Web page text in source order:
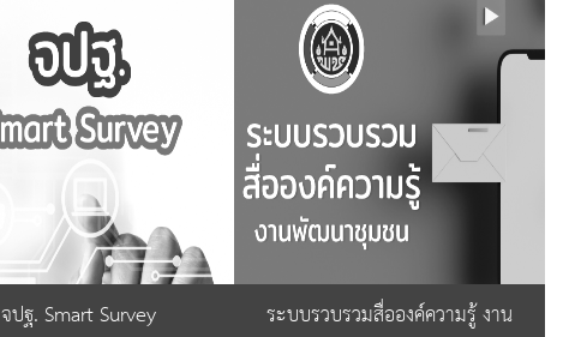
จปฐ. Smart Survey
ระบบรวบรวมสื่อองค์ความรู้ งาน